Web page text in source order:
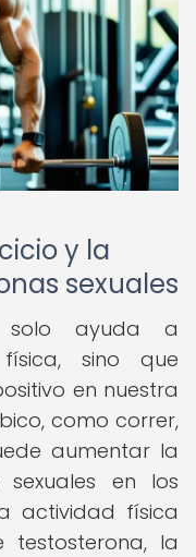
y la
sexuales
solo ayuda a
sino que
en nuestra
como correr,
aumentar la
en los
actividad física
testosterona, la